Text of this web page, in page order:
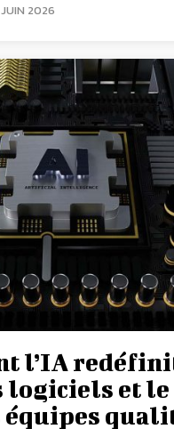
2026
l’IA
logiciels et le
équipes